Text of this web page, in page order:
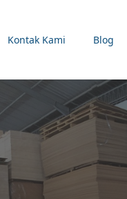
Kontak Kami Blog